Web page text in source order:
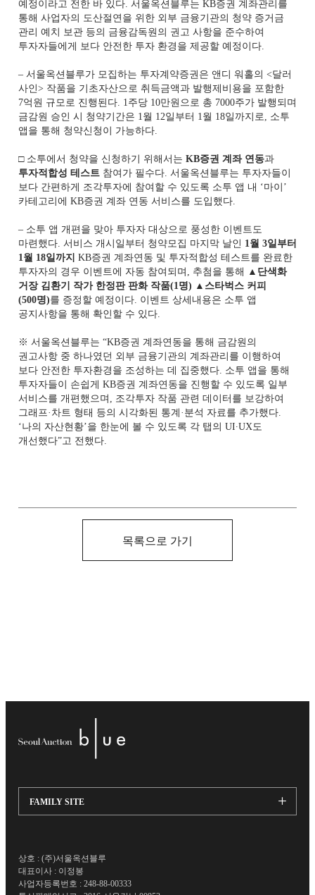
예정이라고 전한 바 있다. 서울옥션블루는 KB증권 계좌관리를
통해 사업자의 도산절연을 위한 외부 금융기관의 청약 증거금
관리 예치 보관 등의 금융감독원의 권고 사항을 준수하여
투자자들에게 보다 안전한 투자 환경을 제공할 예정이다.
– 서울옥션블루가 모집하는 투자계약증권은 앤디 워홀의 <달러
사인> 작품을 기초자산으로 취득금액과 발행제비용을 포함한
7억원 규모로 진행된다. 1주당 10만원으로 총 7000주가 발행되며
금감원 승인 시 청약기간은 1월 12일부터 1월 18일까지로, 소투
앱을 통해 청약신청이 가능하다.
□ 소투에서 청약을 신청하기 위해서는 KB증권 계좌 연동과
투자적합성 테스트 참여가 필수다. 서울옥션블루는 투자자들이
보다 간편하게 조각투자에 참여할 수 있도록 소투 앱 내 ‘마이’
카테고리에 KB증권 계좌 연동 서비스를 도입했다.
– 소투 앱 개편을 맞아 투자자 대상으로 풍성한 이벤트도
마련했다. 서비스 개시일부터 청약모집 마지막 날인 1월 3일부터
1월 18일까지 KB증권 계좌연동 및 투자적합성 테스트를 완료한
투자자의 경우 이벤트에 자동 참여되며, 추첨을 통해
▲단색화
거장 김환기 작가 한정판 판화 작품(1명) ▲스타벅스 커피
(500명)를 증정할 예정이다. 이벤트 상세내용은 소투 앱
공지사항을 통해 확인할 수 있다.
※ 서울옥션블루는 “KB증권 계좌연동을 통해 금감원의
권고사항 중 하나였던 외부 금융기관의 계좌관리를 이행하여
보다 안전한 투자환경을 조성하는 데 집중했다. 소투 앱을 통해
투자자들이 손쉽게 KB증권 계좌연동을 진행할 수 있도록 일부
서비스를 개편했으며, 조각투자 작품 관련 데이터를 보강하여
그래프·차트 형태 등의 시각화된 통계·분석 자료를 추가했다.
‘나의 자산현황’을 한눈에 볼 수 있도록 각 탭의 UI∙UX도
개선했다”고 전했다.
목록으로 가기
FAMILY SITE
서울옥션
프린트베이커리
서울옥션엑스
상호 : (주)서울옥션블루
대표이사 : 이정봉
사업자등록번호 : 248-88-00333